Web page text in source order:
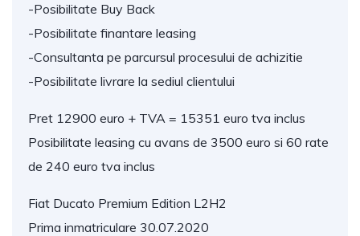
-Posibilitate Buy Back
-Posibilitate finantare leasing
-Consultanta pe parcursul procesului de achizitie
-Posibilitate livrare la sediul clientului
Pret 12900 euro + TVA = 15351 euro tva inclus
Posibilitate leasing cu avans de 3500 euro si 60 rate
de 240 euro tva inclus
Fiat Ducato Premium Edition L2H2
Prima inmatriculare 30.07.2020